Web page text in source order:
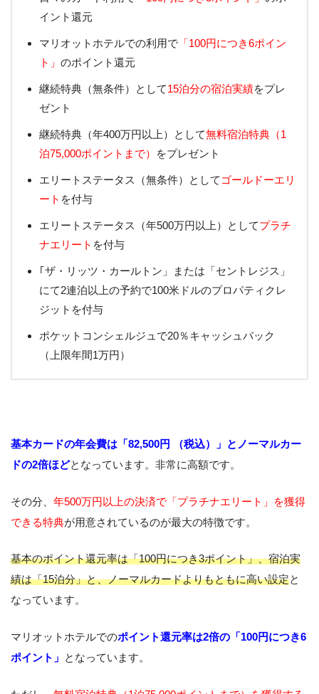
イント還元
マリオットホテルでの利用で 「100円につき6ポイン
ト」 のポイント還元
継続特典（無条件）として15泊分の宿泊実績をプレ
ゼント
継続特典（年400万円以上）として無料宿泊特典（1
泊75,000ポイントまで）
をプレゼント
エリートステータス（無条件）として ゴールドーエリ
ート を付与
エリートステータス（年500万円以上）としてプラチ
ナエリート を付与
｢ザ・リッツ・カールトン」または「セントレジス」
にて2連泊以上の予約で100米ドルのプロパティクレ
ジットを付与
ポケットコンシェルジュで20％キャッシュバック
（上限年間1万円）
基本カードの年会費は「82,500円 （税込）」とノーマルカー
ドの2倍ほどとなっています。非常に高額です。
その分、 年500万円以上の決済で「プラチナエリート」を獲得
できる特典が用意されているのが最大の特徴です。
基本のポイント還元率は「100円につき3ポイント」、宿泊実
績は「15泊分」と、ノーマルカードよりもともに高い設定と
なっています。
マリオットホテルでのポイント還元率は2倍の「100円につき6
ポイント」 となっています。